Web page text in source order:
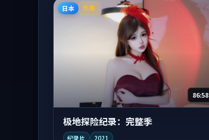
日本 热播
86:58
极地探险纪录：完整季
纪录片 2021